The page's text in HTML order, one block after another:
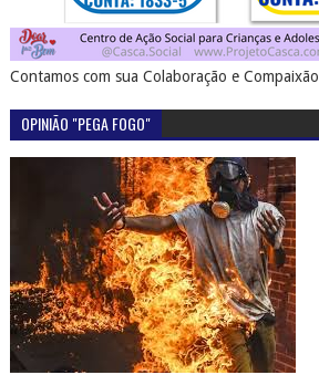
Contamos com sua Colaboração e Compaixão
OPINIÃO "PEGA FOGO"